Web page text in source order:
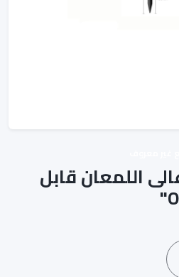
اللمعان قابل